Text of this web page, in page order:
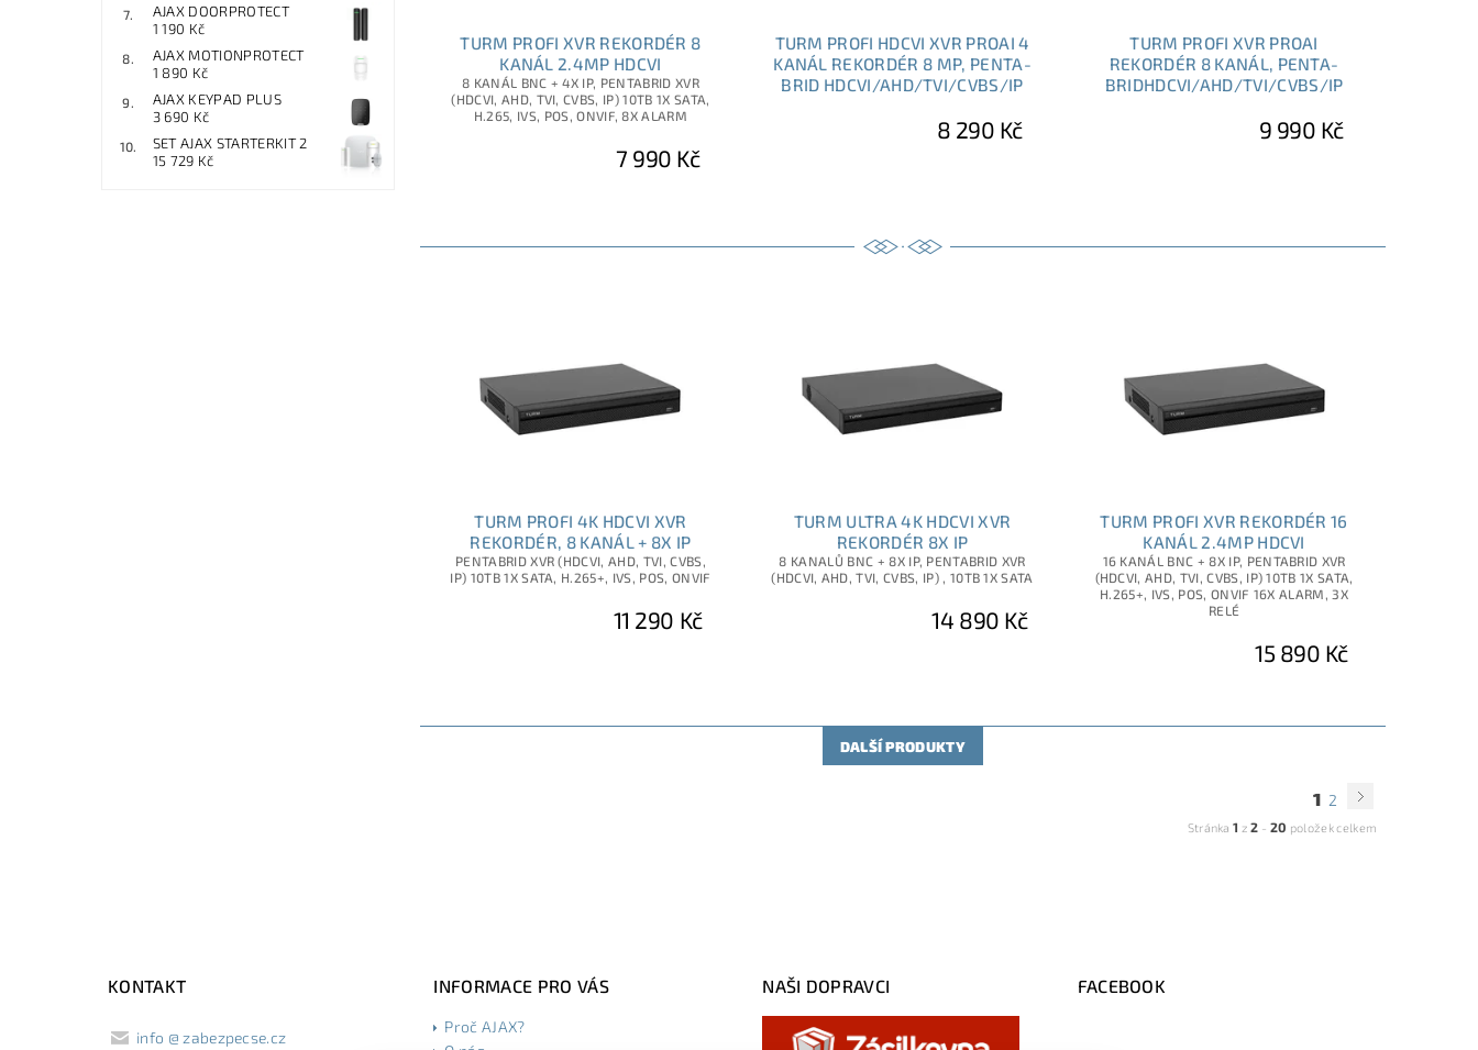
AJAX DOORPROTECT
1 190 Kč
AJAX MOTIONPROTECT
1 890 Kč
AJAX KEYPAD PLUS
3 690 Kč
SET AJAX STARTERKIT 2
15 729 Kč
TURM PROFI XVR REKORDÉR 8
KANÁL 2.4MP HDCVI
8 KANÁL BNC + 4X IP, PENTABRID XVR
(HDCVI, AHD, TVI, CVBS, IP) 10TB 1X SATA,
H.265, IVS, POS, ONVIF, 8X ALARM
7 990 Kč
TURM PROFI HDCVI XVR PROAI 4
KANÁL REKORDÉR 8 MP, PENTA-
BRID HDCVI/AHD/TVI/CVBS/IP
8 290 Kč
TURM PROFI XVR PROAI
REKORDÉR 8 KANÁL, PENTA-
BRIDHDCVI/AHD/TVI/CVBS/IP
9 990 Kč
TURM PROFI 4K HDCVI XVR
REKORDÉR, 8 KANÁL + 8X IP
PENTABRID XVR (HDCVI, AHD, TVI, CVBS,
IP) 10TB 1X SATA, H.265+, IVS, POS, ONVIF
11 290 Kč
TURM ULTRA 4K HDCVI XVR
REKORDÉR 8X IP
8 KANALŮ BNC + 8X IP, PENTABRID XVR
(HDCVI, AHD, TVI, CVBS, IP) , 10TB 1X SATA
14 890 Kč
TURM PROFI XVR REKORDÉR 16
KANÁL 2.4MP HDCVI
16 KANÁL BNC + 8X IP, PENTABRID XVR
(HDCVI, AHD, TVI, CVBS, IP) 10TB 1X SATA,
H.265+, IVS, POS, ONVIF 16X ALARM, 3X
RELÉ
15 890 Kč
DALŠÍ PRODUKTY
1 2
Stránka1 z2 - 20 položek celkem
KONTAKT
info @zabezpecse.cz
INFORMACE PRO VÁS
Proč AJAX?
NAŠI DOPRAVCI FACEBOOK